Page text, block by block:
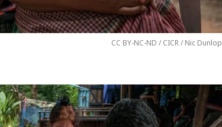
CC BY-NC-ND / CICR / Nic Dunlop